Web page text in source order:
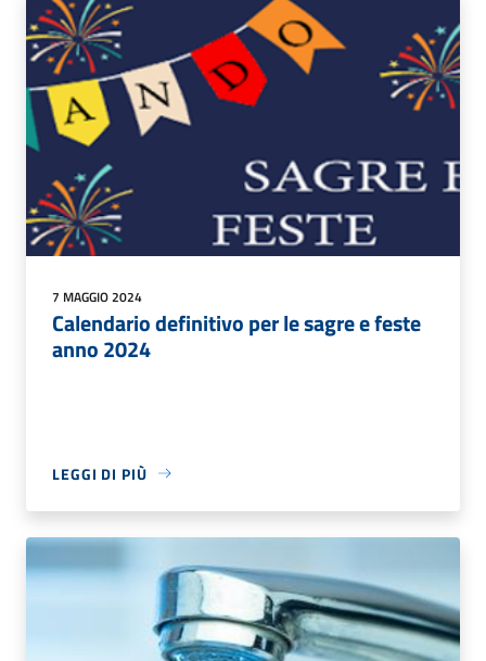
7 MAGGIO 2024
Calendario definitivo per le sagre e feste
anno 2024
LEGGI DI PIÙ